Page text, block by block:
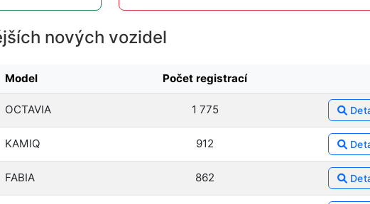
nových vozidel
Model Počet registrací
OCTAVIA 1 775
KAMIQ 912
FABIA 862